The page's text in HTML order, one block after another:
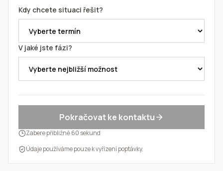
Kdy chcete situaci řešit?
V jaké jste fázi?
Zabere přibližně 60 sekund
Pokračovat ke kontaktu
Údaje používáme pouze k vyřízení poptávky.